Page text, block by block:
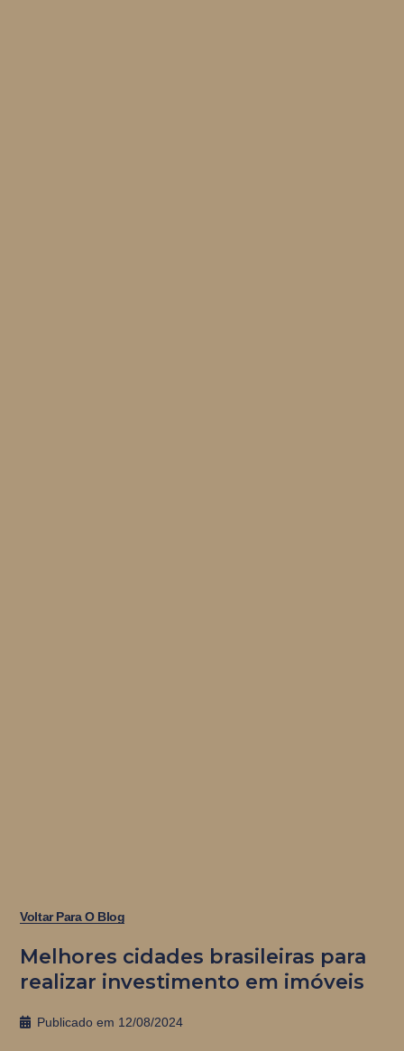
Voltar Para O Blog
Melhores cidades brasileiras para
realizar investimento em imóveis
Publicado em 12/08/2024